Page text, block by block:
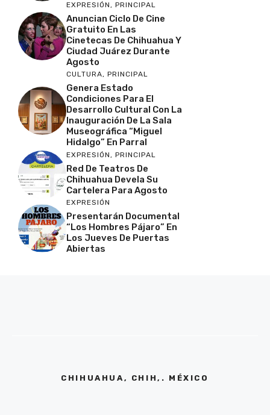
EXPRESIÓN, PRINCIPAL
Anuncian Ciclo De Cine
Gratuito En Las
Cinetecas De Chihuahua Y
Ciudad Juárez Durante
Agosto
CULTURA, PRINCIPAL
Genera Estado
Condiciones Para El
Desarrollo Cultural Con La
Inauguración De La Sala
Museográfica “Miguel
Hidalgo” En Parral
EXPRESIÓN, PRINCIPAL
Red De Teatros De
Chihuahua Devela Su
Cartelera Para Agosto
EXPRESIÓN
Presentarán Documental
“Los Hombres Pájaro” En
Los Jueves De Puertas
Abiertas
CHIHUAHUA, CHIH,. MÉXICO